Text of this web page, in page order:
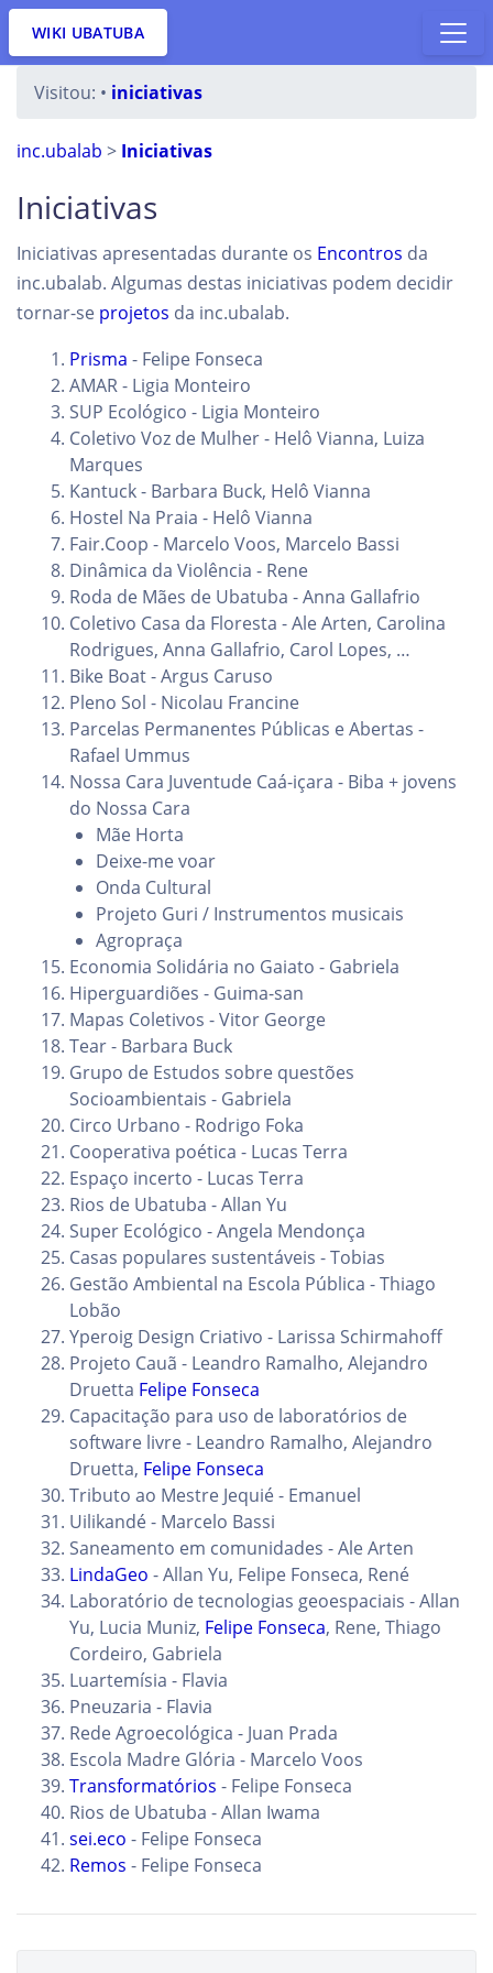
WIKI UBATUBA
Visitou: • iniciativas
inc.ubalab > Iniciativas
Iniciativas
Iniciativas apresentadas durante os Encontros da
inc.ubalab. Algumas destas iniciativas podem decidir
tornar-se projetos da inc.ubalab.
Prisma - Felipe Fonseca
AMAR - Ligia Monteiro
SUP Ecológico - Ligia Monteiro
Coletivo Voz de Mulher - Helô Vianna, Luiza
Marques
Kantuck - Barbara Buck, Helô Vianna
Hostel Na Praia - Helô Vianna
Fair.Coop - Marcelo Voos, Marcelo Bassi
Dinâmica da Violência - Rene
Roda de Mães de Ubatuba - Anna Gallafrio
Coletivo Casa da Floresta - Ale Arten, Carolina
Rodrigues, Anna Gallafrio, Carol Lopes, …
Bike Boat - Argus Caruso
Pleno Sol - Nicolau Francine
Parcelas Permanentes Públicas e Abertas -
Rafael Ummus
Nossa Cara Juventude Caá-içara - Biba + jovens
do Nossa Cara
Mãe Horta
Deixe-me voar
Onda Cultural
Projeto Guri / Instrumentos musicais
Agropraça
Economia Solidária no Gaiato - Gabriela
Hiperguardiões - Guima-san
Mapas Coletivos - Vitor George
Tear - Barbara Buck
Grupo de Estudos sobre questões
Socioambientais - Gabriela
Circo Urbano - Rodrigo Foka
Cooperativa poética - Lucas Terra
Espaço incerto - Lucas Terra
Rios de Ubatuba - Allan Yu
Super Ecológico - Angela Mendonça
Casas populares sustentáveis - Tobias
Gestão Ambiental na Escola Pública - Thiago
Lobão
Yperoig Design Criativo - Larissa Schirmahoff
Projeto Cauã - Leandro Ramalho, Alejandro
Druetta Felipe Fonseca
Capacitação para uso de laboratórios de
software livre - Leandro Ramalho, Alejandro
Druetta, Felipe Fonseca
Tributo ao Mestre Jequié - Emanuel
Uilikandé - Marcelo Bassi
Saneamento em comunidades - Ale Arten
LindaGeo - Allan Yu, Felipe Fonseca, René
Laboratório de tecnologias geoespaciais - Allan
Yu, Lucia Muniz, Felipe Fonseca, Rene, Thiago
Cordeiro, Gabriela
Luartemísia - Flavia
Pneuzaria - Flavia
Rede Agroecológica - Juan Prada
Escola Madre Glória - Marcelo Voos
Transformatórios - Felipe Fonseca
Rios de Ubatuba - Allan Iwama
sei.eco - Felipe Fonseca
Remos - Felipe Fonseca